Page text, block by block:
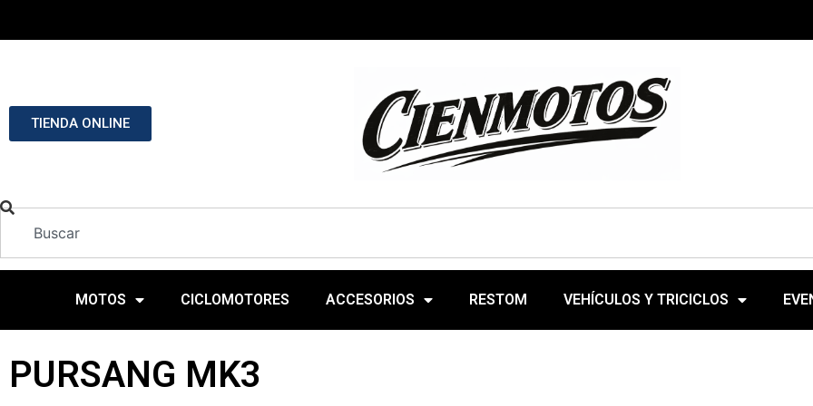
TIENDA ONLINE
MOTOS CICLOMOTORES ACCESORIOS RESTOM VEHÍCULOS Y TRICICLOS
PURSANG MK3